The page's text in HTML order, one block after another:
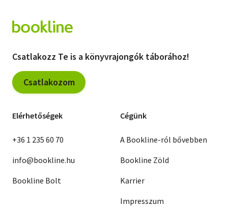
Csatlakozz Te is a könyvrajongók táborához!
Csatlakozom
Elérhetőségek
+36 1 235 60 70
info@bookline.hu
Bookline Bolt
Cégünk
A Bookline-ról bővebben
Bookline Zöld
Karrier
Impresszum